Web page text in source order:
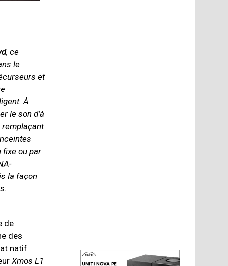
, ce
le
et
À
le son d’à
remplaçant
fixe ou par
la façon
de
des
natif
Xmos L1